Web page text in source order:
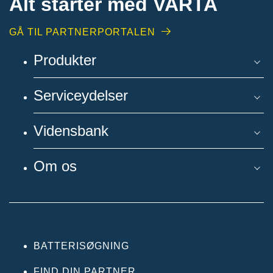
GÅ TIL PARTNERPORTALEN
Produkter
Serviceydelser
Vidensbank
Om os
BATTERISØGNING